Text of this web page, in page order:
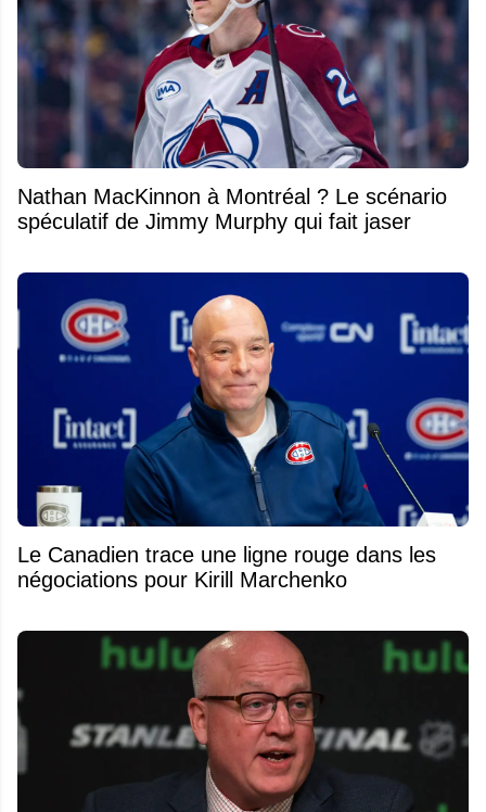
Nathan MacKinnon à Montréal ? Le scénario
spéculatif de Jimmy Murphy qui fait jaser
Le Canadien trace une ligne rouge dans les
négociations pour Kirill Marchenko